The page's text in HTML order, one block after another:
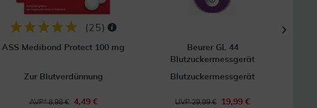
(25)
ASS Medibond Protect 100 mg
Zur Blutverdünnung
AVP* 8,98 €
4,49 €
Beurer GL 44
Blutzuckermessgerät
Blutzuckermessgerät
UVP 29,99 €
19,99 €